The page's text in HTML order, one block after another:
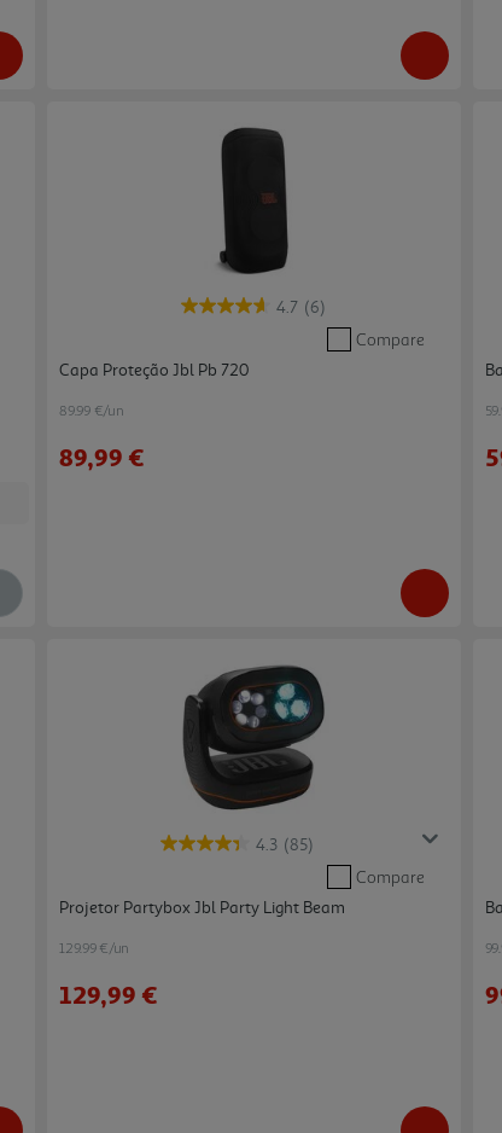
4.7 (6)
Compare
Capa Proteção Jbl Pb 720
89.99 €/un
89,99 €
4.3 (85)
Compare
Projetor Partybox Jbl Party Light Beam
129.99 €/un
129,99 €